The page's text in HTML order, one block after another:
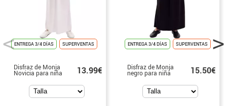
ENTREGA 3/4 DÍAS SUPERVENTAS
Disfraz de Monja
Novicia para niña 13.99€
ENTREGA 3/4 DÍAS SUPERVENTAS
Disfraz de Monja
negro para niña 15.50€